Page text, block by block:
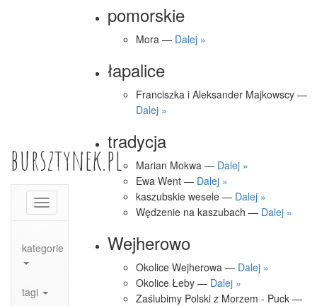
bursztynek.pl
Toggle
navigation
kategorie
tagi
pomorskie
Mora — Dalej »
łapalice
Franciszka i Aleksander Majkowscy —
Dalej »
tradycja
Marian Mokwa — Dalej »
Ewa Went — Dalej »
kaszubskie wesele — Dalej »
Wędzenie na kaszubach — Dalej »
Wejherowo
Okolice Wejherowa — Dalej »
Okolice Łeby — Dalej »
Zaślubimy Polski z Morzem - Puck —